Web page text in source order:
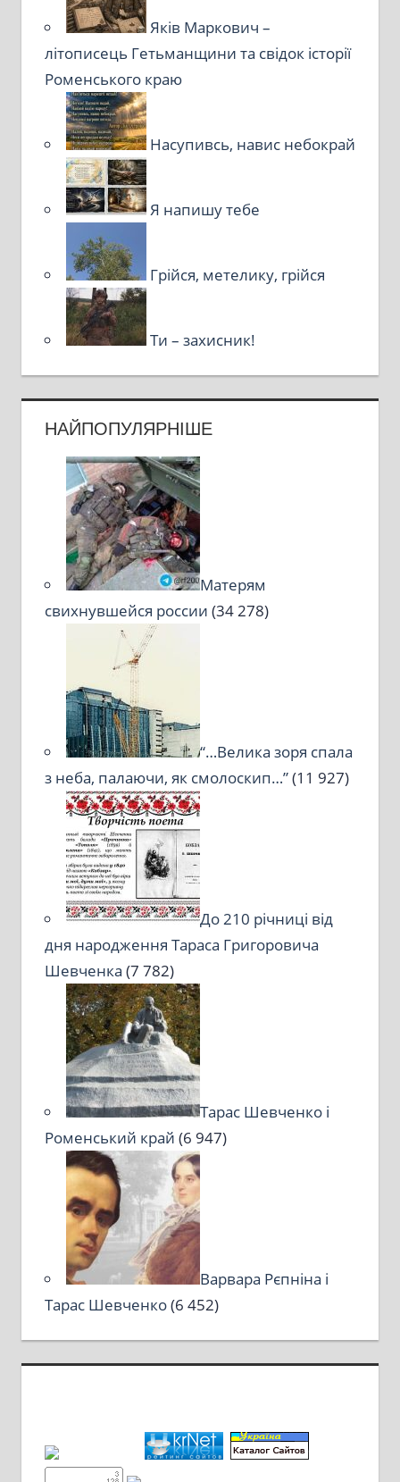
Яків Маркович –
літописець Гетьманщини та свідок історії
Роменського краю
Насупивсь, навис небокрай
Я напишу тебе
Грійся, метелику, грійся
Ти – захисник!
НАЙПОПУЛЯРНІШЕ
Матерям
свихнувшейся россии (34 278)
“…Велика зоря спала
з неба, палаючи, як смолоскип…”(11 927)
До 210 річниці від
дня народження Тараса Григоровича
Шевченка (7 782)
Тарас Шевченко і
Роменський край (6 947)
Варвара Рєпніна і
Тарас Шевченко(6 452)